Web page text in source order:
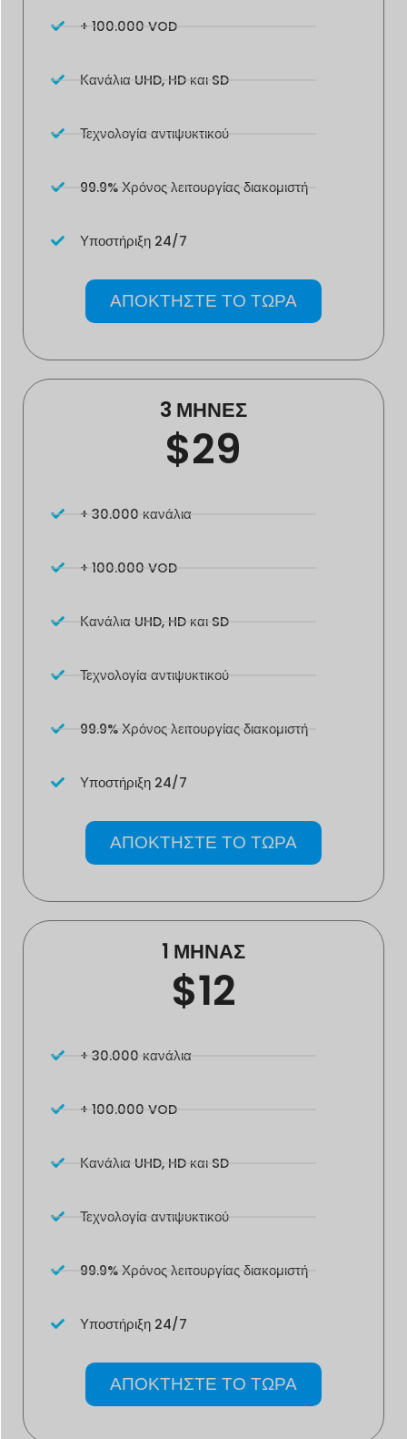
+ 100.000 VOD
Κανάλια UHD, HD και SD
Τεχνολογία αντιψυκτικού
99.9% Χρόνος λειτουργίας διακομιστή
Υποστήριξη 24/7
ΑΠΟΚΤΗΣΤΕ ΤΟ ΤΩΡΑ
3 ΜΗΝΕΣ
$29
+ 30.000 κανάλια
+ 100.000 VOD
Κανάλια UHD, HD και SD
Τεχνολογία αντιψυκτικού
99.9% Χρόνος λειτουργίας διακομιστή
Υποστήριξη 24/7
ΑΠΟΚΤΗΣΤΕ ΤΟ ΤΩΡΑ
1 ΜΗΝΑΣ
$12
+ 30.000 κανάλια
+ 100.000 VOD
Κανάλια UHD, HD και SD
Τεχνολογία αντιψυκτικού
99.9% Χρόνος λειτουργίας διακομιστή
Υποστήριξη 24/7
ΑΠΟΚΤΗΣΤΕ ΤΟ ΤΩΡΑ